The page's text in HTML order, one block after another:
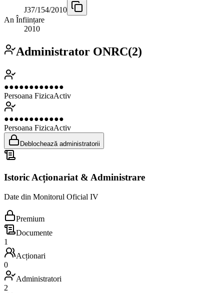
J37/154/2010
An Înființare
2010
Administrator ONRC(2)
●●●●●●●●●●●●
Persoana FizicaActiv
●●●●●●●●●●●●
Persoana FizicaActiv
Deblochează administratorii
Istoric Acționariat & Administrare
Date din Monitorul Oficial IV
Premium
Documente
1
Acționari
0
Administratori
2